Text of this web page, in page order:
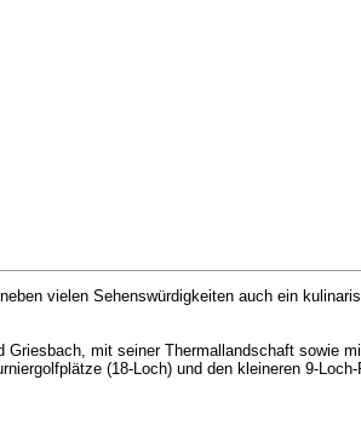
vielen Sehenswürdigkeiten auch ein
mit seiner Thermallandschaft sowie
(18-Loch) und den kleineren 9-